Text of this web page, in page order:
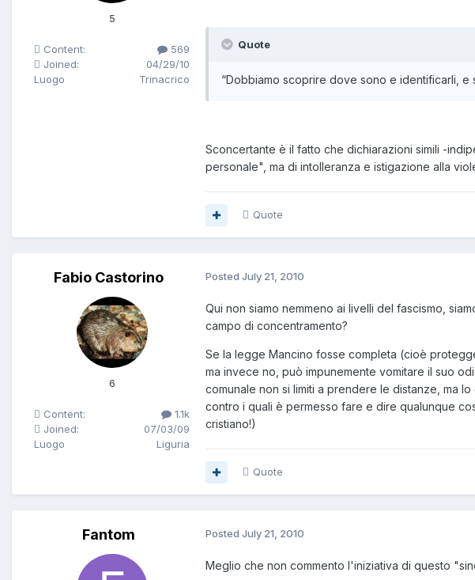
5
Content:
569
Joined:
04/29/10
Luogo
Trinacrico
Quote
“Dobbiamo scoprire dove sono e identificarli,
Sconcertante è il fatto che dichiarazioni simili -
personale", ma di intolleranza e istigazione alla
Quote
Fabio Castorino
6
Content:
1.1k
Joined:
07/03/09
Luogo
Liguria
Posted July 21, 2010
Qui non siamo nemmeno ai livelli del fascismo,
campo di concentramento?
Se la legge Mancino fosse completa (cioè
ma invece no, può impunemente vomitare il suo
comunale non si limiti a prendere le distanze, ma
contro i quali è permesso fare e dire qualunque
cristiano!)
Quote
Fantom Posted July 21, 2010
Meglio che non commento l'iniziativa di questo